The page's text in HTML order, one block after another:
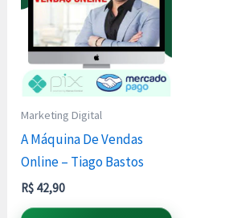
Marketing Digital
A Máquina De Vendas
Online – Tiago Bastos
R$ 42,90